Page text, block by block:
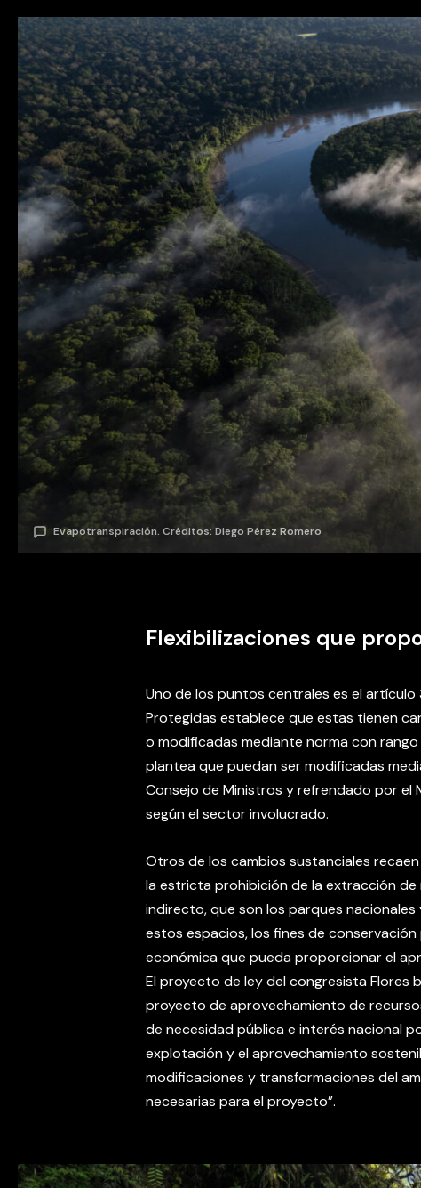
Evapotranspiración. Créditos: Diego Pérez Romero
Flexibilizaciones que
Uno de los puntos centrales es el artículo
Protegidas establece que estas tienen
o modificadas mediante norma con
plantea que puedan ser modificadas
Consejo de Ministros y refrendado por
según el sector involucrado.
Otros de los cambios sustanciales
la estricta prohibición de la extracción
indirecto, que son los parques
estos espacios, los fines de
económica que pueda proporcionar el
El proyecto de ley del congresista Flores
proyecto de aprovechamiento de
de necesidad pública e interés nacional
explotación y el aprovechamiento
modificaciones y transformaciones del
necesarias para el proyecto”.